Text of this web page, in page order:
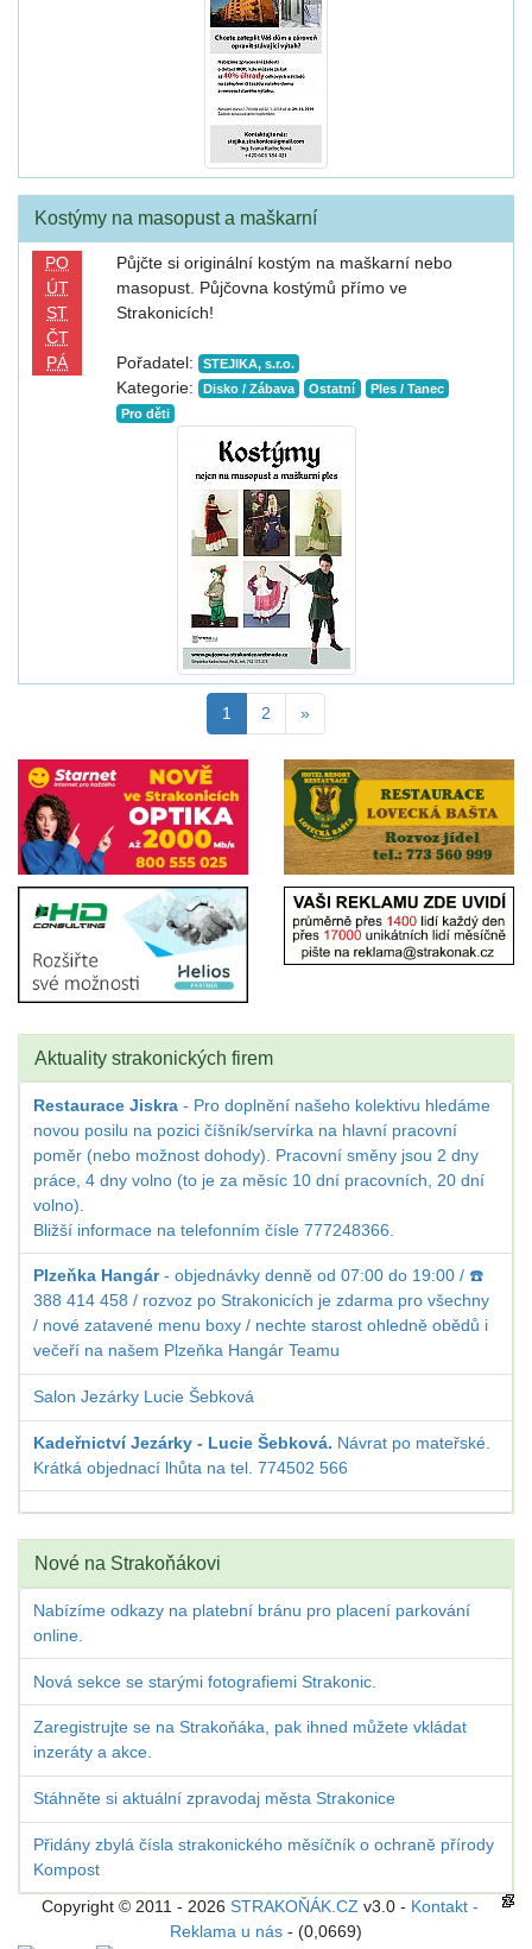
Kostýmy na masopust a maškarní
PO
ÚT
ST
ČT
PÁ
Půjčte si originální kostým na maškarní nebo
masopust. Půjčovna kostýmů přímo ve
Strakonicích!
Pořadatel: STEJIKA, s.r.o.
Kategorie: Disko / Zábava Ostatní
Ples / Tanec
Pro děti
1 2 »
Aktuality strakonických firem
Restaurace Jiskra - Pro doplnění našeho kolektivu hledáme
novou posilu na pozici číšník/servírka na hlavní pracovní
poměr (nebo možnost dohody). Pracovní směny jsou 2 dny
práce, 4 dny volno (to je za měsíc 10 dní pracovních, 20 dní
volno).
Bližší informace na telefonním čísle 777248366.
Plzeňka Hangár- objednávky denně od 07:00 do 19:00 / ☎️
388 414 458 / rozvoz po Strakonicích je zdarma pro všechny
/ nové zatavené menu boxy / nechte starost ohledně obědů i
večeří na našem Plzeňka Hangár Teamu
Salon Jezárky Lucie Šebková
Kadeřnictví Jezárky - Lucie Šebková. Návrat po mateřské.
Krátká objednací lhůta na tel. 774502 566
Nové na Strakoňákovi
Nabízíme odkazy na platební bránu pro placení parkování
online.
Nová sekce se starými fotografiemi Strakonic.
Zaregistrujte se na Strakoňáka, pak ihned můžete vkládat
inzeráty a akce.
Stáhněte si aktuální zpravodaj města Strakonice
Přidány zbylá čísla strakonického měsíčník o ochraně přírody
Kompost
Copyright © 2011 - 2026 STRAKOŇÁK.CZ v3.0 - Kontakt -
Reklama u nás - (0,0669)